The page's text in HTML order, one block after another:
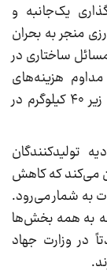
یک‌جانبه و
منجر به بحران
ساختاری در
هزینه‌های
تمام‌شده، سرانه مصرف لبنیات ایرانیان را به زیر ۴۰ کیلوگرم در
تولیدکنندگان
می‌کند که کاهش
به شمار می‌رود.
به همه بخش‌ها
در وزارت جهاد